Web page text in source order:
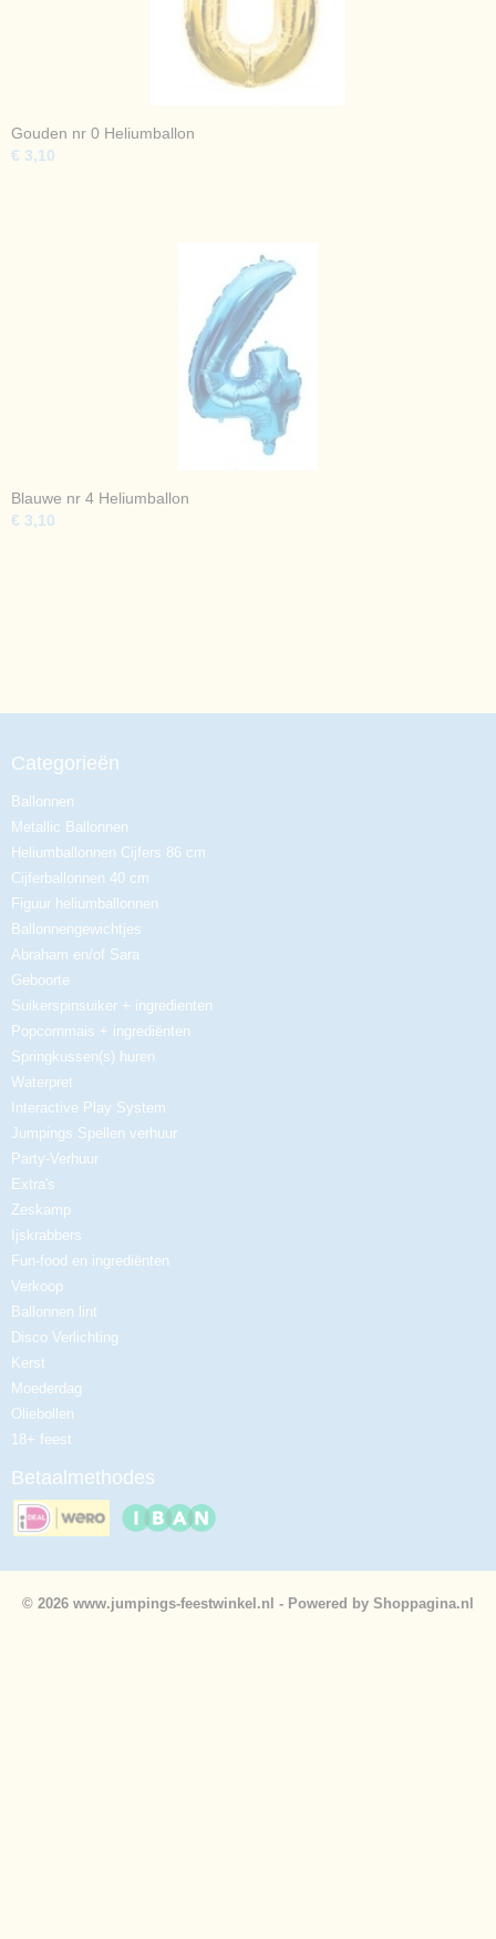
Gouden nr 0 Heliumballon
€ 3,10
Blauwe nr 4 Heliumballon
€ 3,10
Categorieën
Ballonnen
Metallic Ballonnen
Heliumballonnen Cijfers 86 cm
Cijferballonnen 40 cm
Figuur heliumballonnen
Ballonnengewichtjes
Abraham en/of Sara
Geboorte
Suikerspinsuiker + ingredienten
Popcornmais + ingrediënten
Springkussen(s) huren
Waterpret
Interactive Play System
Jumpings Spellen verhuur
Party-Verhuur
Extra's
Zeskamp
Ijskrabbers
Fun-food en ingrediënten
Verkoop
Ballonnen lint
Disco Verlichting
Kerst
Moederdag
Oliebollen
18+ feest
Betaalmethodes
© 2026 www.jumpings-feestwinkel.nl - Powered by Shoppagina.nl